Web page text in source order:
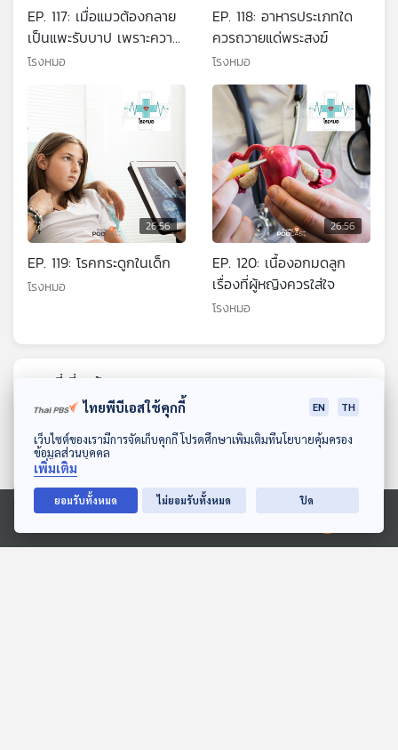
ดาวน์โหลด Thai PBS Podcast Application
Ⓒ 2020 องค์การกระจายเสียงและแพร่ภาพสาธารณะแห่งประเทศไทย
EP. 117: เมื่อแมวต้องกลาย
เป็นแพะรับบาป เพราะความ
เข้าใจผิด
โรงหมอ
EP. 118: อาหารประเภทใด
ควรถวายแด่พระสงฆ์
โรงหมอ
26:56
EP. 119: โรคกระดูกในเด็ก
โรงหมอ
26:56
EP. 120: เนื้องอกมดลูก
เรื่องที่ผู้หญิงควรใส่ใจ
โรงหมอ
ตอนที่เกี่ยวข้อง
ไทยพีบีเอสใช้คุกกี้ EN TH
เว็บไซต์ของเรามีการจัดเก็บคุกกี้ โปรดศึกษาเพิ่มเติมที่นโยบายคุ้มครอง
ข้อมูลส่วนบุคคล
เพิ่มเติม
ยอมรับทั้งหมด ไม่ยอมรับทั้งหมด ปิด